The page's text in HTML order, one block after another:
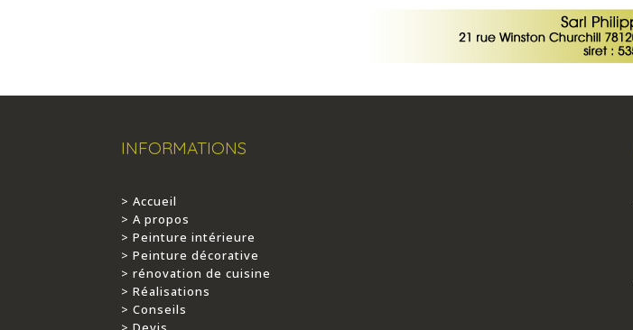
INFORMATIONS
> Accueil
> A propos
> Peinture intérieure
> Peinture décorative
> rénovation de cuisine
> Réalisations
> Conseils